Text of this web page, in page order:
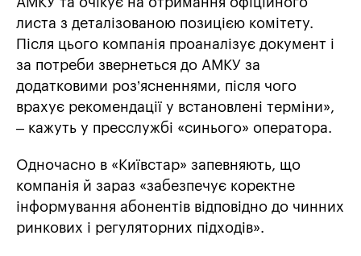
листа з деталізованою позицією комітету.
Після цього компанія проаналізує документ і
за потреби звернеться до АМКУ за
додатковими роз’ясненнями, після чого
врахує рекомендації у встановлені терміни»,
– кажуть у пресслужбі «синього» оператора.
Одночасно в «Київстар» запевняють, що
компанія й зараз «забезпечує коректне
інформування абонентів відповідно до чинних
ринкових і регуляторних підходів».